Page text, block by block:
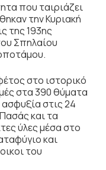
που ταιριάζει
την Κυριακή
της 193ης
Σπηλαίου
στο ιστορικό
στα 390 θύματα
στις 24
και τα
ύλες μέσα στο
και
του